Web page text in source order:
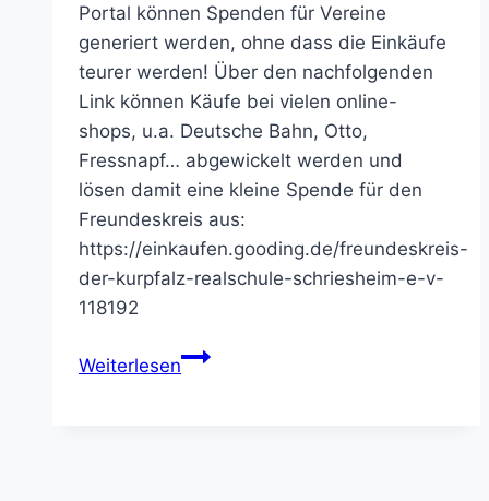
Portal können Spenden für Vereine
generiert werden, ohne dass die Einkäufe
teurer werden! Über den nachfolgenden
Link können Käufe bei vielen online-
shops, u.a. Deutsche Bahn, Otto,
Fressnapf… abgewickelt werden und
lösen damit eine kleine Spende für den
Freundeskreis aus:
https://einkaufen.gooding.de/freundeskreis-
der-kurpfalz-realschule-schriesheim-e-v-
118192
WeiterlesenGutes